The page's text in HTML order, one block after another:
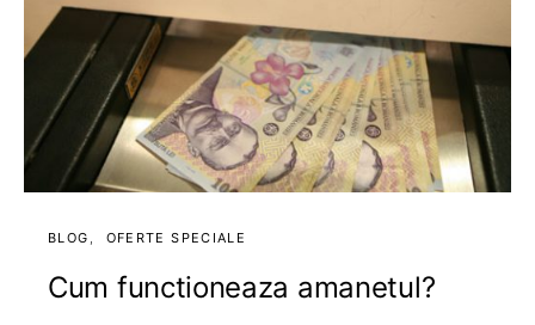
BLOG OFERTE SPECIALE
Cum functioneaza amanetul?